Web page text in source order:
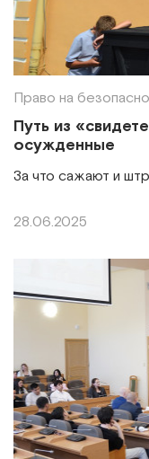
Право на
Путь из
осужденные
За что сажают и
28.06.2025